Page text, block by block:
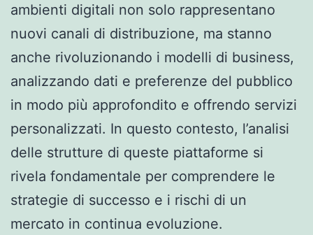
ambienti digitali non solo rappresentano
nuovi canali di distribuzione, ma stanno
anche rivoluzionando i modelli di business,
analizzando dati e preferenze del pubblico
in modo più approfondito e offrendo servizi
personalizzati. In questo contesto, l’analisi
delle strutture di queste piattaforme si
rivela fondamentale per comprendere le
strategie di successo e i rischi di un
mercato in continua evoluzione.